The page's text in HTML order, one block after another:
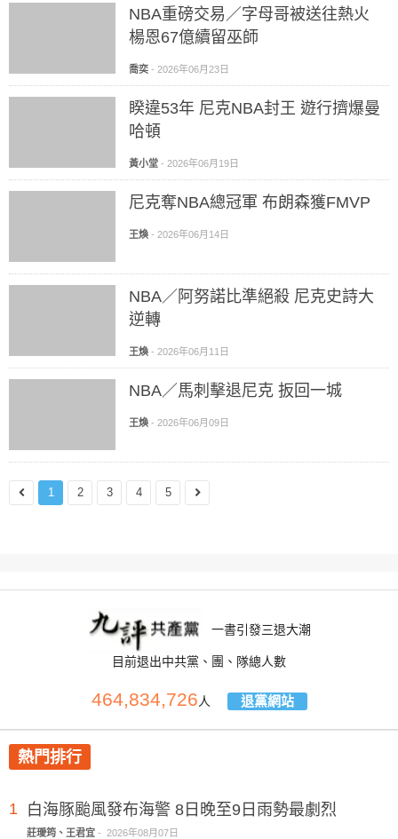
NBA重磅交易／字母哥被送往熱火
楊恩67億續留巫師
喬奕 - 2026年06月23日
睽違53年 尼克NBA封王 遊行擠爆曼
哈頓
黃小堂 - 2026年06月19日
尼克奪NBA總冠軍 布朗森獲FMVP
王煥 - 2026年06月14日
NBA／阿努諾比準絕殺 尼克史詩大
逆轉
王煥 - 2026年06月11日
NBA／馬刺擊退尼克 扳回一城
王煥 - 2026年06月09日
1 2 3 4 5
一書引發三退大潮
目前退出中共黨、團、隊總人數
464,834,726人 退黨網站
熱門排行
1 白海豚颱風發布海警 8日晚至9日雨勢最劇烈
莊璦筠、王君宜 - 2026年08月07日